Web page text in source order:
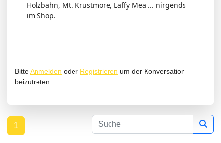
Holzbahn, Mt. Krustmore, Laffy Meal... nirgends
im Shop.
BitteAnmelden oder Registrieren um der Konversation
beizutreten.
1